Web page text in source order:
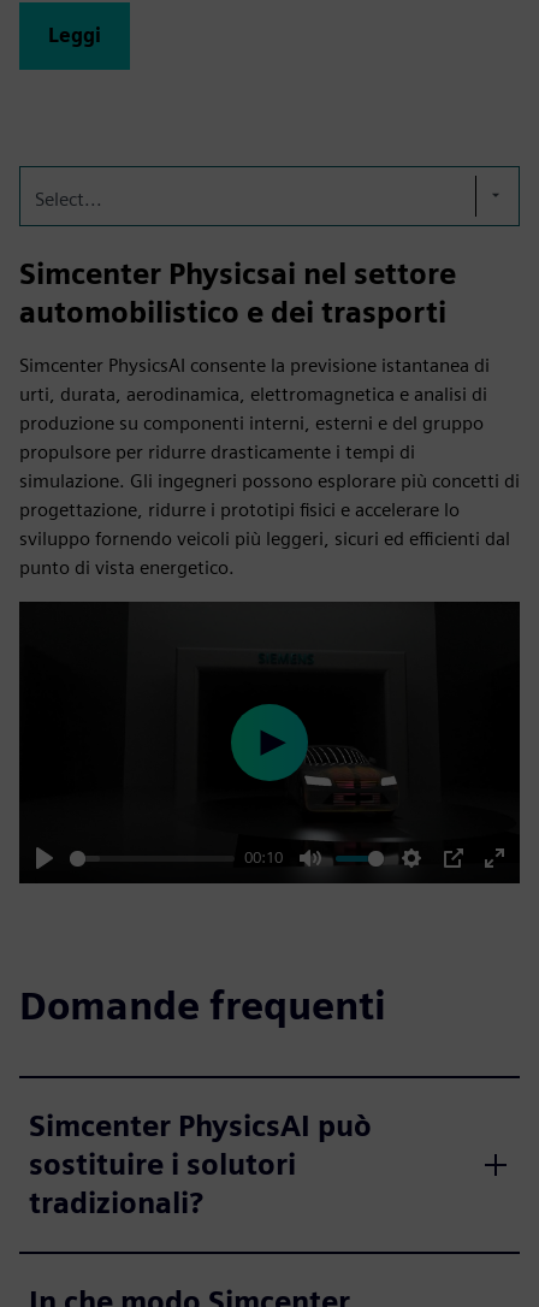
Leggi
Select...
Simcenter Physicsai nel settore
automobilistico e dei trasporti
Simcenter PhysicsAI consente la previsione istantanea di
urti, durata, aerodinamica, elettromagnetica e analisi di
produzione su componenti interni, esterni e del gruppo
propulsore per ridurre drasticamente i tempi di
simulazione. Gli ingegneri possono esplorare più concetti di
progettazione, ridurre i prototipi fisici e accelerare lo
sviluppo fornendo veicoli più leggeri, sicuri ed efficienti dal
punto di vista energetico.
Play
00:10
Mute Settings
PIP
Enter
Play
Domande frequenti
Simcenter PhysicsAI può
sostituire i solutori
tradizionali?